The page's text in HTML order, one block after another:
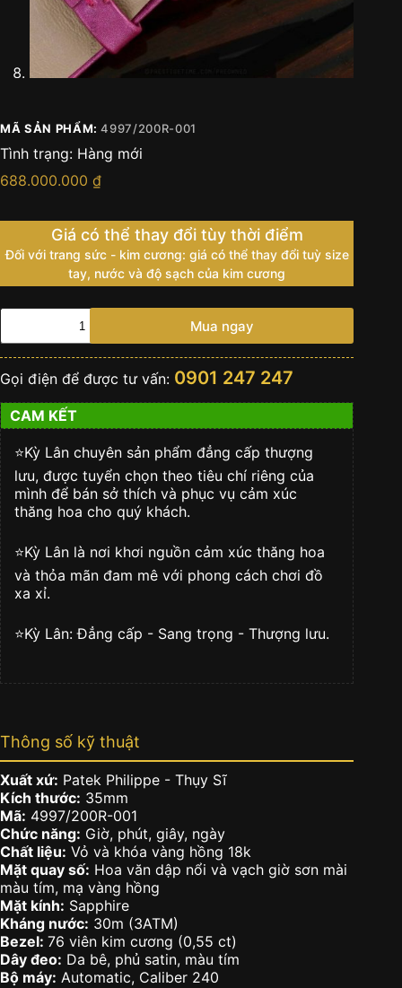
MÃ SẢN PHẨM:4997/200R-001
Tình trạng: Hàng mới
688.000.000 ₫
Giá có thể thay đổi tùy thời điểm
Đối với trang sức - kim cương: giá có thể thay đổi tuỳ size
tay, nước và độ sạch của kim cương
Đồng
Calatrava
4997/200R-
001
số
lượng
Mua ngay
Gọi điện để được tư vấn: 0901 247 247
CAM KẾT
⭐️Kỳ Lân chuyên sản phẩm đẳng cấp thượng
lưu, được tuyển chọn theo tiêu chí riêng của
mình để bán sở thích và phục vụ cảm xúc
thăng hoa cho quý khách.
⭐️Kỳ Lân là nơi khơi nguồn cảm xúc thăng hoa
và thỏa mãn đam mê với phong cách chơi đồ
xa xỉ.
⭐️Kỳ Lân: Đẳng cấp - Sang trọng - Thượng lưu.
Thông số kỹ thuật
Xuất xứ: Patek Philippe - Thụy Sĩ
Kích thước: 35mm
Mã: 4997/200R-001
Chức năng: Giờ, phút, giây, ngày
Chất liệu: Vỏ và khóa vàng hồng 18k
Mặt quay số: Hoa văn dập nổi và vạch giờ sơn mài
màu tím, mạ vàng hồng
Mặt kính: Sapphire
Kháng nước: 30m (3ATM)
Bezel: 76 viên kim cương (0,55 ct)
Dây đeo: Da bê, phủ satin, màu tím
Bộ máy: Automatic, Caliber 240